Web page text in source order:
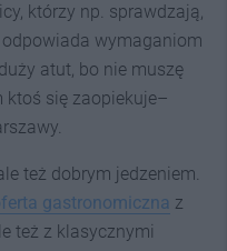
którzy np. sprawdzają,
wymaganiom
atut, bo nie muszę
ktoś się zaopiekuje–
też dobrym jedzeniem.
gastronomiczna z
też z klasycznymi